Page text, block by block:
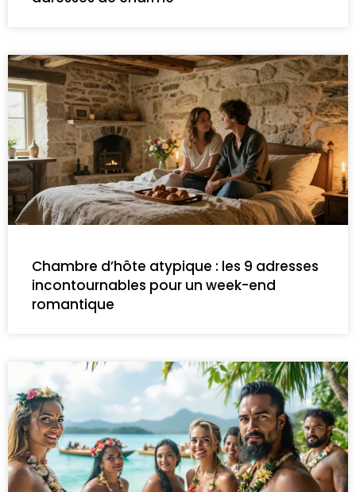
Chambre d’hôte atypique : les 9 adresses
incontournables pour un week-end
romantique